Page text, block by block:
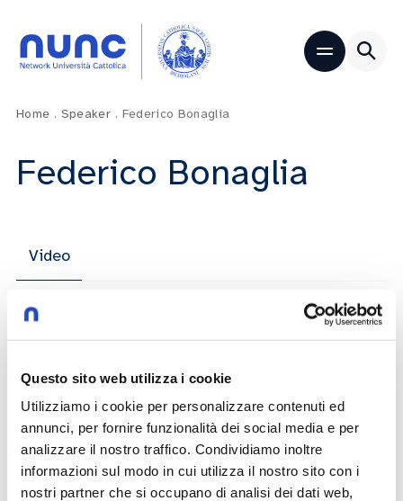
Questo sito web utilizza i cookie
Utilizziamo i cookie per personalizzare contenuti ed
annunci, per fornire funzionalità dei social media e per
analizzare il nostro traffico. Condividiamo inoltre
informazioni sul modo in cui utilizza il nostro sito con i
nostri partner che si occupano di analisi dei dati web,
Home . Speaker . Federico Bonaglia
Federico Bonaglia
Video
civiltà. Nuovi scenari della cooperazione
internazionale
Elena Beccalli Angelo Vincenzo Zani
Federico Bonaglia + Altri speaker